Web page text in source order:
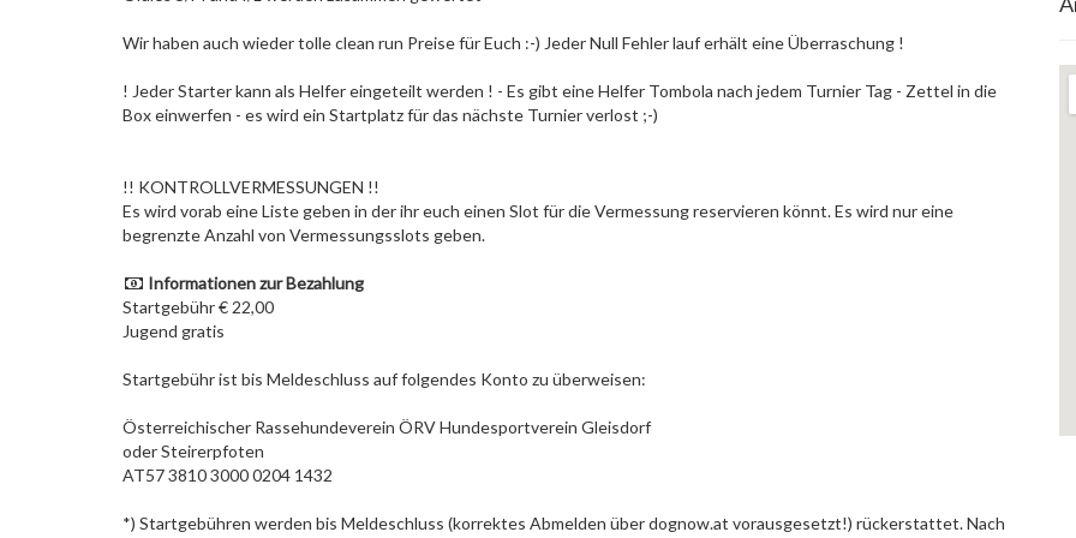
Wir haben auch wieder tolle clean run Preise für Euch :-) Jeder Null Fehler lauf erhält eine Überraschung !
! Jeder Starter kann als Helfer eingeteilt werden ! - Es gibt eine Helfer Tombola nach jedem Turnier Tag - Zettel in die
Box einwerfen - es wird ein Startplatz für das nächste Turnier verlost ;-)
!! KONTROLLVERMESSUNGEN !!
Es wird vorab eine Liste geben in der ihr euch einen Slot für die Vermessung reservieren könnt. Es wird nur eine
begrenzte Anzahl von Vermessungsslots geben.
Informationen zur Bezahlung
Startgebühr € 22,00
Jugend gratis
Startgebühr ist bis Meldeschluss auf folgendes Konto zu überweisen:
Österreichischer Rassehundeverein ÖRV Hundesportverein Gleisdorf
oder Steirerpfoten
AT57 3810 3000 0204 1432
*) Startgebühren werden bis Meldeschluss (korrektes Abmelden über dognow.at vorausgesetzt!) rückerstattet. Nach